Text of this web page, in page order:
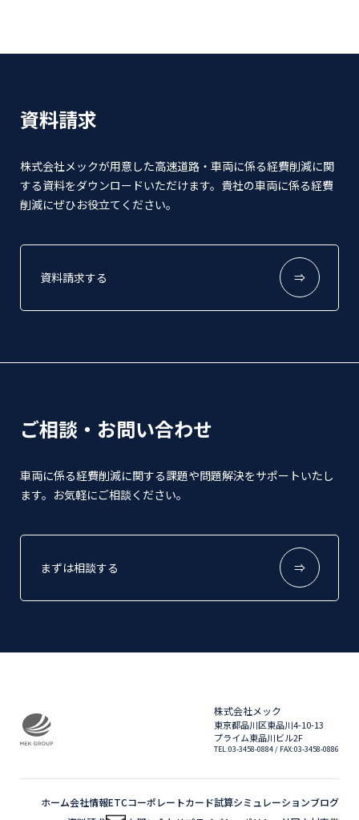
資料請求
株式会社メックが用意した高速道路・車両に係る経費削減に関
する資料をダウンロードいただけます。貴社の車両に係る経費
削減にぜひお役立てください。
資料請求する ⇒
ご相談・お問い合わせ
車両に係る経費削減に関する課題や問題解決をサポートいたし
ます。お気軽にご相談ください。
まずは相談する ⇒
株式会社メック
東京都品川区東品川4-10-13
プライム東品川ビル2F
TEL:03-3458-0884/ FAX:03-3458-0886
ホーム会社情報ETCコーポレートカード試算シミュレーションブログ